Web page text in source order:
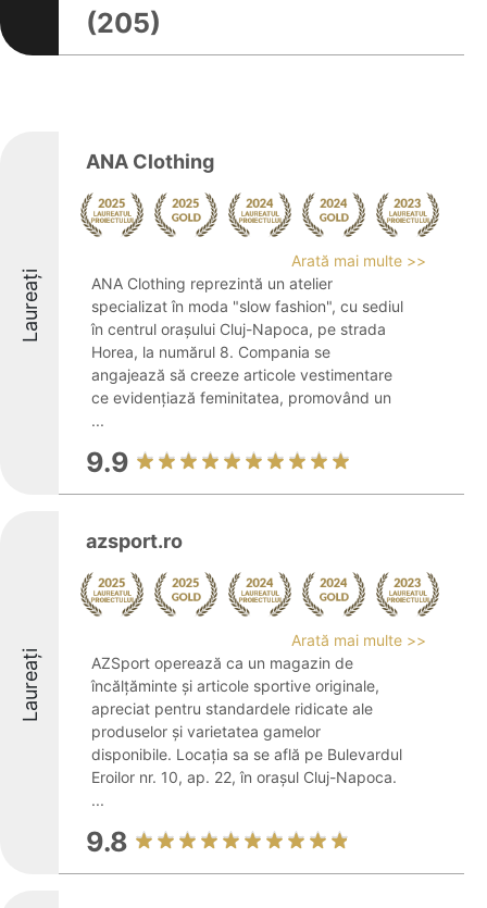
(205)
Laureați
ANA Clothing
Arată mai multe >>
ANA Clothing reprezintă un atelier
specializat în moda "slow fashion", cu sediul
în centrul orașului Cluj-Napoca, pe strada
Horea, la numărul 8. Compania se
angajează să creeze articole vestimentare
ce evidențiază feminitatea, promovând un
...
9.9
Laureați
azsport.ro
Arată mai multe >>
AZSport operează ca un magazin de
încălțăminte și articole sportive originale,
apreciat pentru standardele ridicate ale
produselor și varietatea gamelor
disponibile. Locația sa se află pe Bulevardul
Eroilor nr. 10, ap. 22, în orașul Cluj-Napoca.
...
9.8